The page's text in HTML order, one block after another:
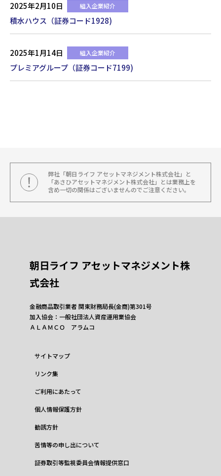
2025年2月10日 組入企業紹介
積水ハウス（証券コード1928)
2025年1月14日 組入企業紹介
プレミアグループ（証券コード7199)
弊社「朝日ライフ アセットマネジメント株式会社」と
「あさひアセットマネジメント株式会社」とは業務上を
含め一切の関係はございませんのでご注意ください。
朝日ライフ アセットマネジメント株
式会社
金融商品取引業者 関東財務局長(金商)第301号
加入協会：一般社団法人資産運用業協会
ＡＬＡＭＣＯ アラムコ
サイトマップ
リンク集
ご利用にあたって
個人情報保護方針
勧誘方針
苦情等の申し出について
証券取引等監視委員会情報提供窓口